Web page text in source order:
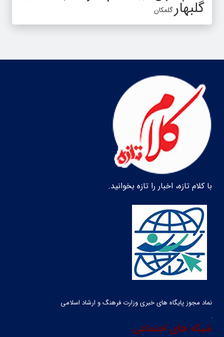
گلبهارگلمکان
با کلام تازه، اخبار را تازه بخوانید.
نماد مجوز پایگاه های خبری وزارت فرهنگ و ارشاد اسلامی
شبکه های اجتماعی